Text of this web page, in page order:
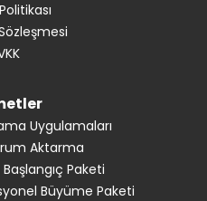
Uygulamaları
Aktarma
Başlangıç Paketi
Büyüme Paketi